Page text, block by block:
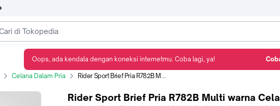
Celana Dalam Pria Rider Sport Brief Pria R782B Multi warna Celana Dalam Pria Box 3 in 1 100% Cotton Original Nyaman Sehari-hari - S
Rider Sport Brief Pria R782B Multi warna
Oops, ada kendala dengan koneksi internetmu. Coba lagi, ya!